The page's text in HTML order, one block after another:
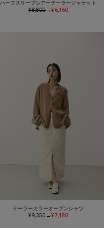
ハーフスリーブシアーテーラージャケット
¥ 8,800→¥ 6,160
テーラーカラーオープンシャツ
¥ 9,350→¥ 7,480